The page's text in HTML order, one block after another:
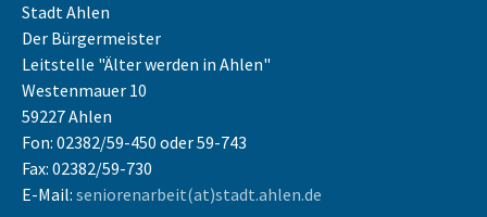
Stadt Ahlen
Der Bürgermeister
Leitstelle "Älter werden in Ahlen"
Westenmauer 10
59227 Ahlen
Fon: 02382/59-450 oder 59-743
Fax: 02382/59-730
E-Mail: seniorenarbeit(at)stadt.ahlen.de